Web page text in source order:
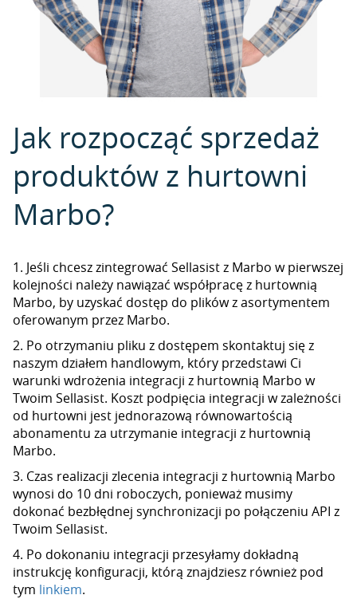
Jak rozpocząć sprzedaż
produktów z hurtowni
Marbo?
1. Jeśli chcesz zintegrować Sellasist z Marbo w pierwszej
kolejności należy nawiązać współpracę z hurtownią
Marbo, by uzyskać dostęp do plików z asortymentem
oferowanym przez Marbo.
2. Po otrzymaniu pliku z dostępem skontaktuj się z
naszym działem handlowym, który przedstawi Ci
warunki wdrożenia integracji z hurtownią Marbo w
Twoim Sellasist. Koszt podpięcia integracji w zależności
od hurtowni jest jednorazową równowartością
abonamentu za utrzymanie integracji z hurtownią
Marbo.
3. Czas realizacji zlecenia integracji z hurtownią Marbo
wynosi do 10 dni roboczych, ponieważ musimy
dokonać bezbłędnej synchronizacji po połączeniu API z
Twoim Sellasist.
4. Po dokonaniu integracji przesyłamy dokładną
instrukcję konfiguracji, którą znajdziesz również pod
tym linkiem.